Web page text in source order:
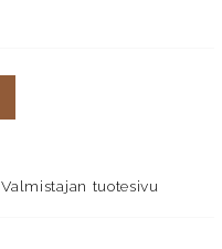
Valmistajan tuotesivu